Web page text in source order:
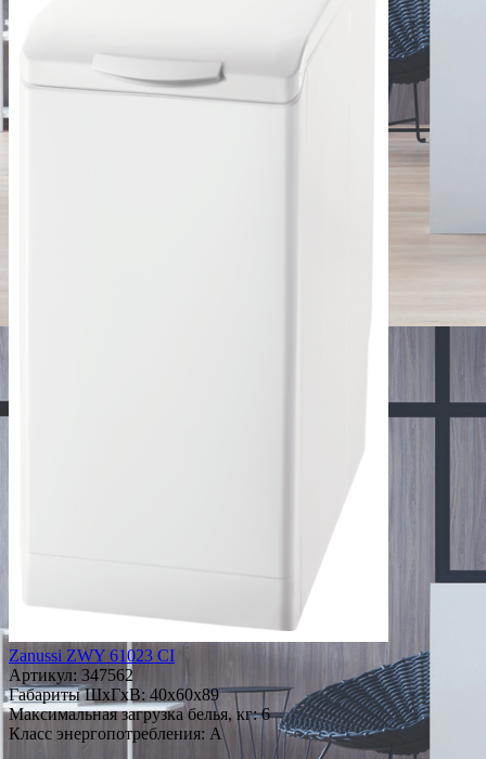
Zanussi ZWY 61023 CI
Артикул: 347562
Габариты ШxГxВ: 40x60x89
Максимальная загрузка белья, кг: 6
Класс энергопотребления: A